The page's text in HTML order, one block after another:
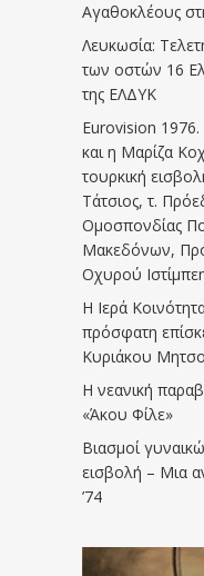
Αγαθοκλέους
Λευκωσία:
των οστών 16
της ΕΛΔΥΚ
Eurovision
και η Μαρίζα
τουρκική
Τάτσιος, τ.
Ομοσπονδίας
Μακεδόνων,
Οχυρού
Η Ιερά
πρόσφατη
Κυριάκου
Η νεανική
«Άκου Φίλε»
Βιασμοί
εισβολή – Μια
’74